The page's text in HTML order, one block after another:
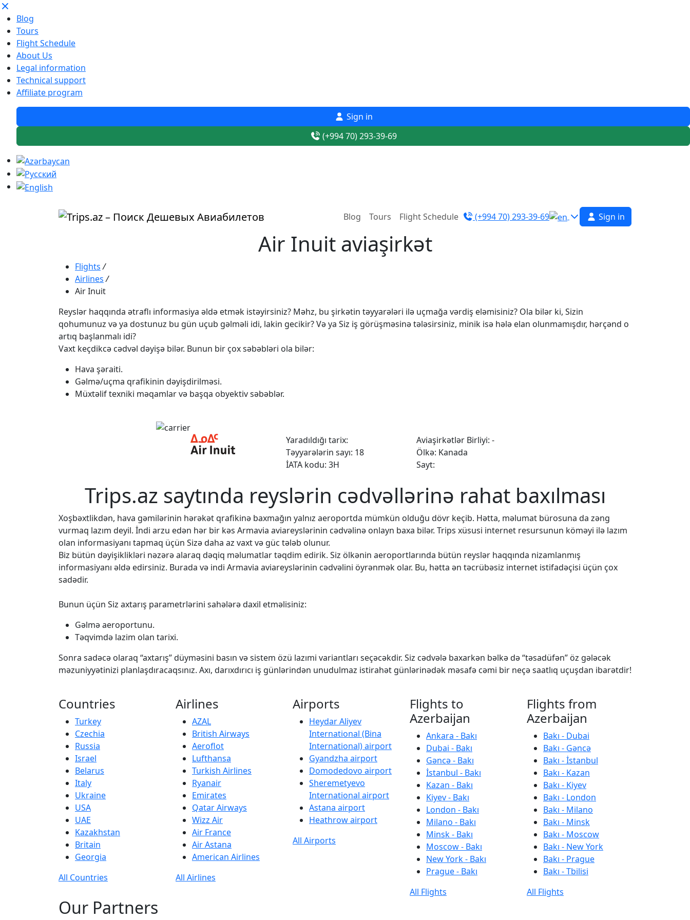
Blog
Tours
Flight Schedule
About Us
Legal information
Technical support
Affiliate program
Sign in
(+994 70) 293-39-69
Blog Tours Flight Schedule (+994 70) 293-39-69 Sign in
Air Inuit aviaşirkət
Flights /
Airlines /
Air Inuit
Reyslər haqqında ətraflı informasiya əldə etmək istəyirsiniz? Məhz, bu şirkətin təyyarələri ilə uçmağa vərdiş eləmisiniz? Ola bilər ki, Sizin
qohumunuz və ya dostunuz bu gün uçub gəlməli idi, lakin gecikir? Və ya Siz iş görüşməsinə tələsirsiniz, minik isə hələ elan olunmamışdır, hərçənd o
artıq başlanmalı idi?
Vaxt keçdikcə cədvəl dəyişə bilər. Bunun bir çox səbəbləri ola bilər:
Hava şəraiti.
Gəlmə/uçma qrafikinin dəyişdirilməsi.
Müxtəlif texniki məqamlar və başqa obyektiv səbəblər.
Yaradıldığı tarix:
Təyyarələrin sayı: 18
İATA kodu: 3H
Aviaşirkətlər Birliyi: -
Ölkə: Kanada
Sayt:
Trips.az saytında reyslərin cədvəllərinə rahat baxılması
Xoşbəxtlikdən, hava gəmilərinin hərəkət qrafikinə baxmağın yalnız aeroportda mümkün olduğu dövr keçib. Hətta, məlumat bürosuna da zəng
vurmaq lazım deyil. İndi arzu edən hər bir kəs Armavia aviareyslərinin cədvəlinə onlayn baxa bilər. Trips xüsusi internet resursunun köməyi ilə lazım
olan informasiyanı tapmaq üçün Sizə daha az vaxt və güc tələb olunur.
Biz bütün dəyişiklikləri nəzərə alaraq dəqiq məlumatlar təqdim edirik. Siz ölkənin aeroportlarında bütün reyslər haqqında nizamlanmış
informasiyanı əldə edirsiniz. Burada və indi Armavia aviareyslərinin cədvəlini öyrənmək olar. Bu, hətta ən təcrübəsiz internet istifadəçisi üçün çox
sadədir.
Bunun üçün Siz axtarış parametrlərini sahələrə daxil etməlisiniz:
Gəlmə aeroportunu.
Təqvimdə lazim olan tarixi.
Sonra sadəcə olaraq “axtarış” düyməsini basın və sistem özü lazımi variantları seçəcəkdir. Siz cədvələ baxarkən bəlkə də “təsadüfən” öz gələcək
məzuniyyətinizi planlaşdıracaqsınız. Axı, darıxdırıcı iş günlərindən unudulmaz istirahət günlərinədək məsafə cəmi bir neçə saatlıq uçuşdan ibarətdir!
Countries
Turkey
Czechia
Russia
Israel
Belarus
Italy
Ukraine
USA
UAE
Kazakhstan
Britain
Georgia
All Countries
Airlines
AZAL
British Airways
Aeroflot
Lufthansa
Turkish Airlines
Ryanair
Emirates
Qatar Airways
Wizz Air
Air France
Air Astana
American Airlines
All Airlines
Airports
Heydar Aliyev
International (Bina
International) airport
Gyandzha airport
Domodedovo airport
Sheremetyevo
International airport
Astana airport
Heathrow airport
All Airports
Flights to
Azerbaijan
Ankara - Bakı
Dubai - Bakı
Gəncə - Bakı
İstanbul - Bakı
Kazan - Bakı
Kiyev - Bakı
London - Bakı
Milano - Bakı
Minsk - Bakı
Moscow - Bakı
New York - Bakı
Prague - Bakı
All Flights
Flights from
Azerbaijan
Bakı - Dubai
Bakı - Gəncə
Bakı - İstanbul
Bakı - Kazan
Bakı - Kiyev
Bakı - London
Bakı - Milano
Bakı - Minsk
Bakı - Moscow
Bakı - New York
Bakı - Prague
Bakı - Tbilisi
All Flights
Our Partners